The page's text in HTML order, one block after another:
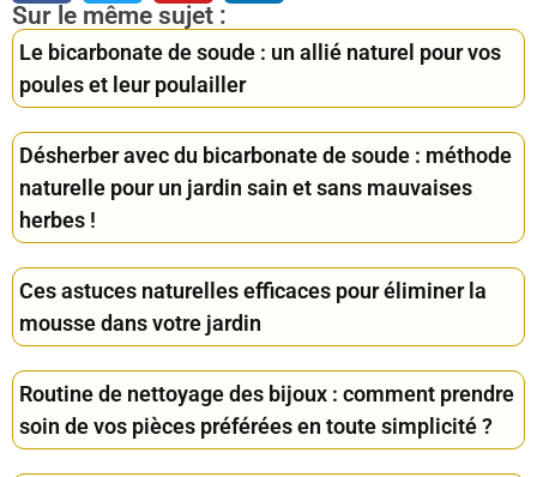
Sur le même sujet :
Le bicarbonate de soude : un allié naturel pour vos
poules et leur poulailler
Désherber avec du bicarbonate de soude : méthode
naturelle pour un jardin sain et sans mauvaises
herbes !
Ces astuces naturelles efficaces pour éliminer la
mousse dans votre jardin
Routine de nettoyage des bijoux : comment prendre
soin de vos pièces préférées en toute simplicité ?